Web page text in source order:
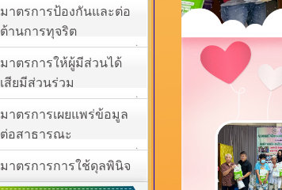
มาตรการป้องกันและต่อ
ต้านการทุจริต
มาตรการให้ผู้มีส่วนได้
เสียมีส่วนร่วม
มาตรการเผยแพร่ข้อมูล
ต่อสาธารณะ
มาตรการการใช้ดุลพินิจ